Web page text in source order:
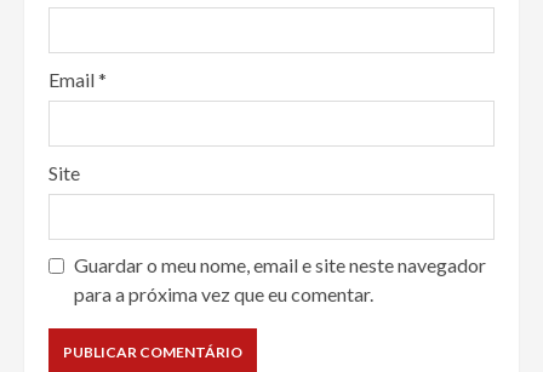
Email*
Site
Guardar o meu nome, email e site neste navegador
para a próxima vez que eu comentar.